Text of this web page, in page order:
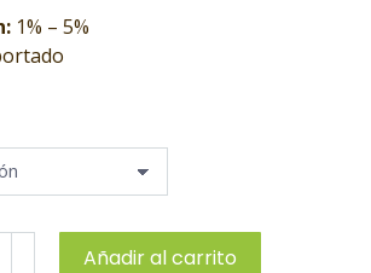
1% – 5%
Añadir al carrito